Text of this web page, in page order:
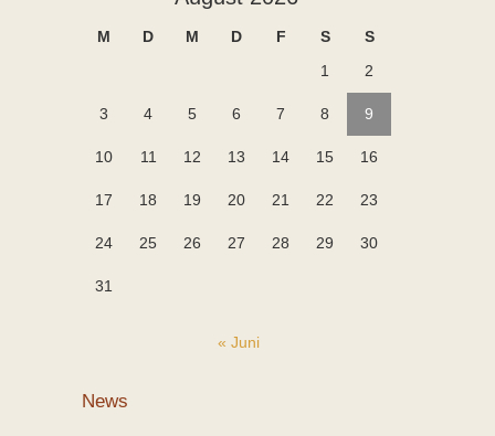
M D M D F S
S
1
2
3 4 5 6 7 8 9
10 11 12 13 14 15 16
17 18 19 20 21 22 23
24 25 26 27 28 29 30
31
« Juni
News